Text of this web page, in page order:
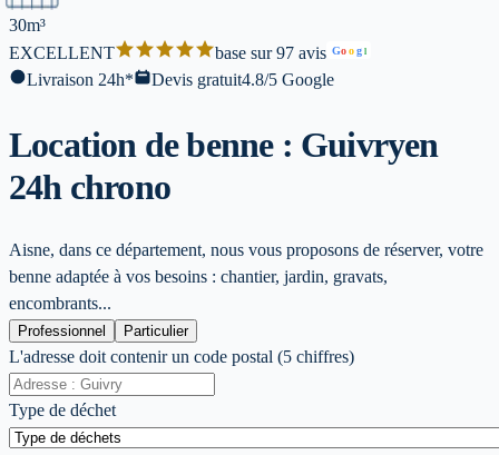
30m³
EXCELLENT
base sur 97 avis Goog l
Livraison 24h* Devis gratuit4.8/5 Google
Location de benne : Guivryen
24h chrono
Aisne, dans ce département, nous vous proposons de réserver, votre
benne adaptée à vos besoins : chantier, jardin, gravats,
encombrants...
Professionnel Particulier
L'adresse doit contenir un code postal (5 chiffres)
Type de déchet